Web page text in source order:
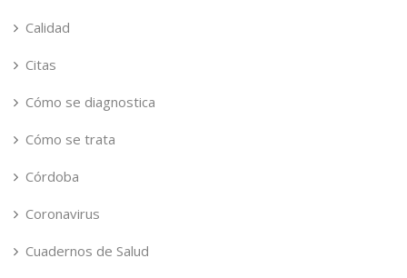
Calidad
Citas
Cómo se diagnostica
Cómo se trata
Córdoba
Coronavirus
Cuadernos de Salud